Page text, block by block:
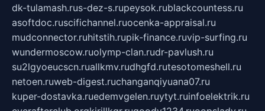
dk-tulamash.rus-dez-s.rupeysok.rublackcountess.ru
asoftdoc.ruscifichannel.ruocenka-appraisal.ru
mudconnector.ruhitstih.rupik-finance.ruvip-surfing.ru
wundermoscow.ruolymp-clan.rudr-pavlush.ru
su2lgyoeucscn.ruallkmv.rudhgfd.rutesotomeshell.ru
netoen.ruweb-digest.ruchanganqiyuana07.ru
kuper-dostavka.ruedemvgelen.ruytyt.ruinfoelektrik.ru